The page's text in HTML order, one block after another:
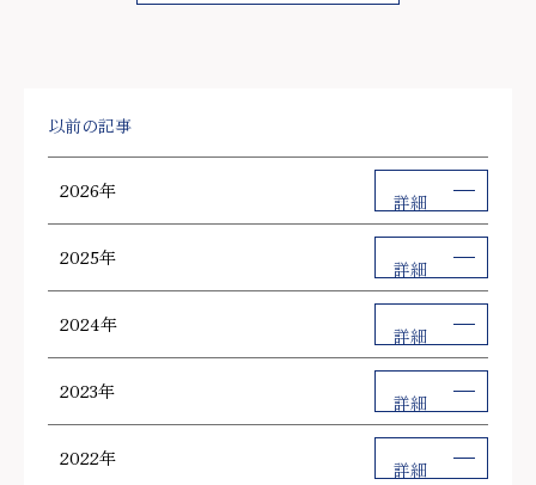
以前の記事
2026年 詳細
2025年 詳細
2024年 詳細
2023年 詳細
2022年 詳細